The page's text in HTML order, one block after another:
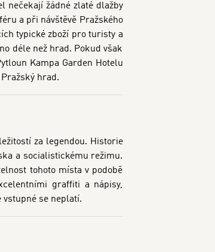
nečekají žádné zlaté dlažby
a při návštěvě Pražského
typické zboží pro turisty a
déle než hrad. Pokud však
Kampa Garden Hotelu
hrad.
za legendou. Historie
a socialistickému režimu.
tohoto místa v podobě
graffiti a nápisy,
se neplatí.